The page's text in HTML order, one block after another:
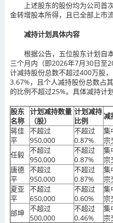
上述股东的股份均为公司首
金转增股本所得，且已全部上市流
减持计划具体内容
根据公告，五位股东计划自
三个月内（即2026年7月30日至
计减持股份总数不超过400万股
3.67%，且个人减持股份总数占
的比例不超过25%。具体减持计划
股东
名称
计划减持数量
（股）
计划减持
比例
减
蒋佳
平
不超过
950,000
不超过
0.87%
集
宗
任毅 不超过
950,000
不超过
0.87%
集
宗
唐德
平
不超过
950,000
不超过
0.87%
集
宗
夏亚
平
不超过
650,000
不超过
0.60%
集
宗
邰坤
不超过
500,000
不超过
0.46%
集
宗